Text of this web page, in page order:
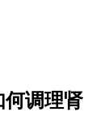
何调理肾